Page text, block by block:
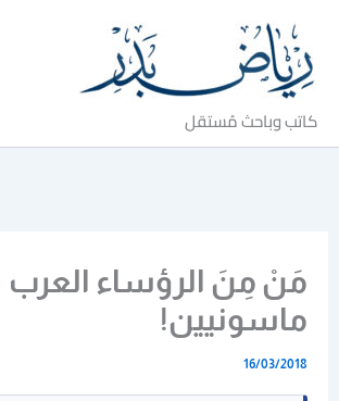
المحتوى
كاتب وباحث مُستقل
مَنْ مِنَ الرؤساء العرب
ماسونيين!
16/03/2018